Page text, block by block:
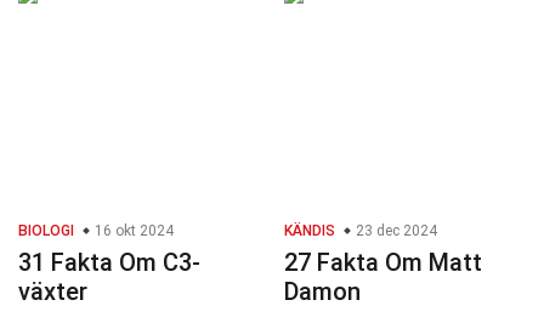
BIOLOGI 16 okt 2024
31 Fakta Om C3-
växter
KÄNDIS 23 dec 2024
27 Fakta Om Matt
Damon